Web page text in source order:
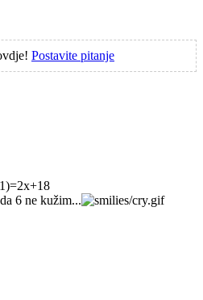
Postavite pitanje
6 ne kužim...